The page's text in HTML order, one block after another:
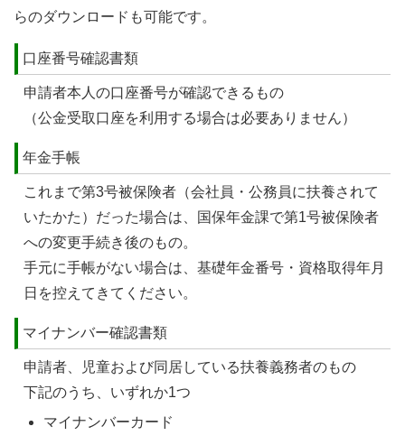
らのダウンロードも可能です。
口座番号確認書類
申請者本人の口座番号が確認できるもの
（公金受取口座を利用する場合は必要ありません）
年金手帳
これまで第3号被保険者（会社員・公務員に扶養されて
いたかた）だった場合は、国保年金課で第1号被保険者
への変更手続き後のもの。
手元に手帳がない場合は、基礎年金番号・資格取得年月
日を控えてきてください。
マイナンバー確認書類
申請者、児童および同居している扶養義務者のもの
下記のうち、いずれか1つ
マイナンバーカード